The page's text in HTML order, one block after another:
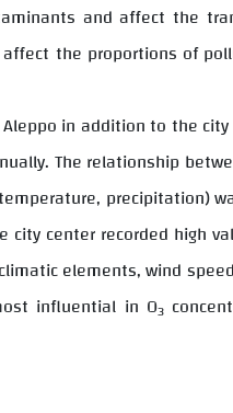
and affect the
the proportions of
in addition to the
The relationship
precipitation)
center recorded high
elements, wind
influential in O3